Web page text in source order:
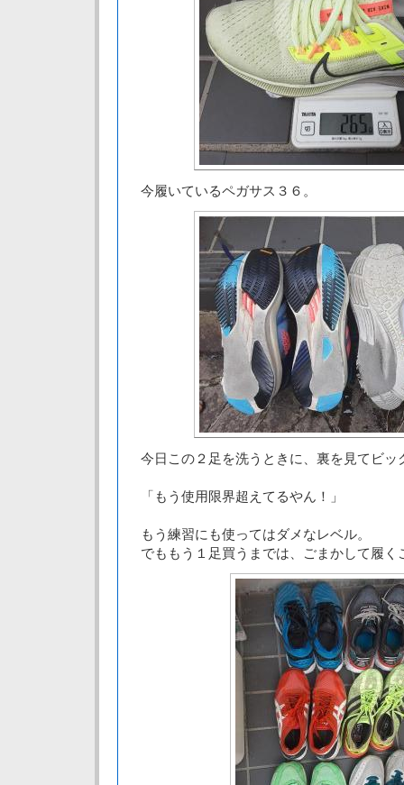
今履いているペガサス３６。
今日この２足を洗うときに、裏を見てビッ
「もう使用限界超えてるやん！」
もう練習にも使ってはダメなレベル。
でももう１足買うまでは、ごまかして履く